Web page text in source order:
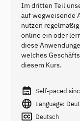
Im dritten Teil
auf wegweisende
nutzen
online ein oder
diese
welches
diesem Kurs.
Self-paced
Language:
Deutsch